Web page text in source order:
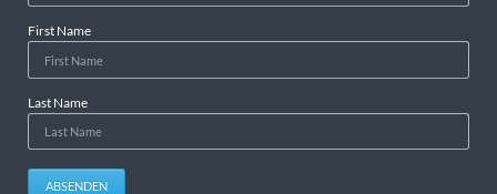
First Name
Last Name
ABSENDEN